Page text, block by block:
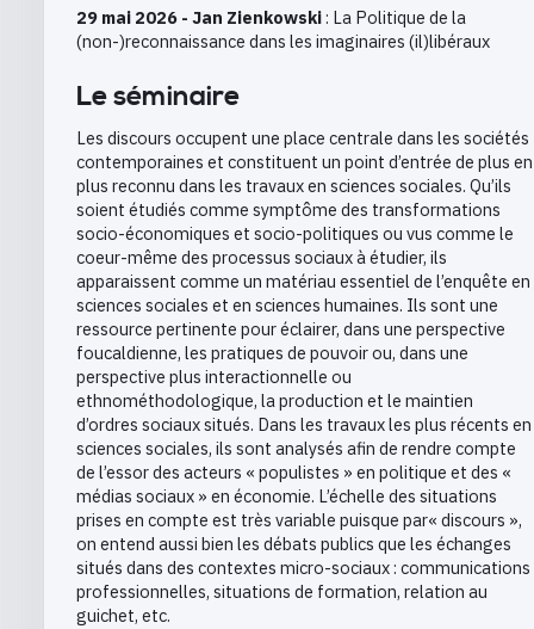
29 mai 2026 - Jan Zienkowski: La Politique de la
(non-)reconnaissance dans les imaginaires (il)libéraux
Le séminaire
Les discours occupent une place centrale dans les sociétés
contemporaines et constituent un point d’entrée de plus en
plus reconnu dans les travaux en sciences sociales. Qu’ils
soient étudiés comme symptôme des transformations
socio-économiques et socio-politiques ou vus comme le
coeur-même des processus sociaux à étudier, ils
apparaissent comme un matériau essentiel de l’enquête en
sciences sociales et en sciences humaines. Ils sont une
ressource pertinente pour éclairer, dans une perspective
foucaldienne, les pratiques de pouvoir ou, dans une
perspective plus interactionnelle ou
ethnométhodologique, la production et le maintien
d’ordres sociaux situés. Dans les travaux les plus récents en
sciences sociales, ils sont analysés afin de rendre compte
de l’essor des acteurs « populistes » en politique et des «
médias sociaux » en économie. L’échelle des situations
prises en compte est très variable puisque par« discours »,
on entend aussi bien les débats publics que les échanges
situés dans des contextes micro-sociaux : communications
professionnelles, situations de formation, relation au
guichet, etc.